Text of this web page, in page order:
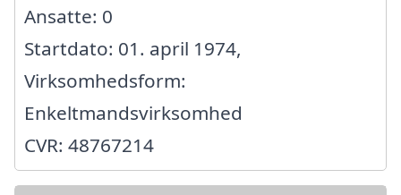
Ansatte: 0
Startdato: 01. april 1974,
Virksomhedsform:
Enkeltmandsvirksomhed
CVR: 48767214